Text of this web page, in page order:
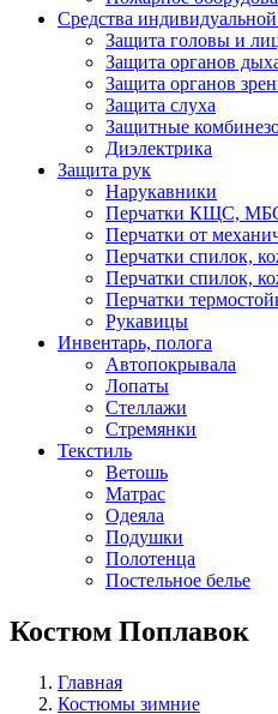
Средства
Защита головы и
Защита органов
Защита органов
Защита слуха
Защитные
Диэлектрика
Защита рук
Нарукавники
Перчатки КЩС,
Перчатки от
Перчатки спилок,
Перчатки спилок,
Перчатки
Рукавицы
Инвентарь, полога
Автопокрывала
Лопаты
Стеллажи
Стремянки
Текстиль
Ветошь
Матрас
Одеяла
Подушки
Полотенца
Постельное белье
Костюм Поплавок
Главная
Костюмы зимние